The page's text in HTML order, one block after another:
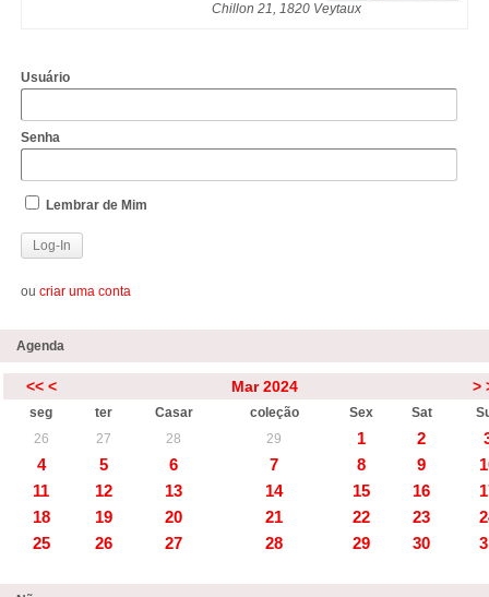
Chillon 21, 1820 Veytaux
Usuário
Senha
Lembrar de Mim
ou criar uma conta
Agenda
<< < Mar 2024 >
seg ter Casar coleção Sex Sat
26
27 28 29 1 2
4
5 6 7 8 9
11
12 13 14 15 16
18
19 20 21 22 23
25
26 27 28 29 30